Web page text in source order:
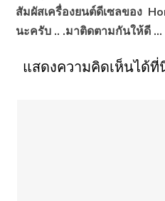
สัมผัสเครื่องยนต์ดีเซลของ
นะครับ .. .มาติดตามกันให้ดี …
แสดงความคิดเห็นได้ที่